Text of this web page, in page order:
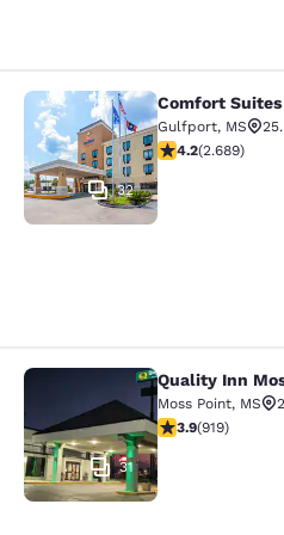
Comfort Suites
32
Comfort
Gulfport, MS
classificação
4.2(2.689)
Quality Inn Moss
31
Quality Inn
Moss Point, MS
classificação 3.88
3.9(919)